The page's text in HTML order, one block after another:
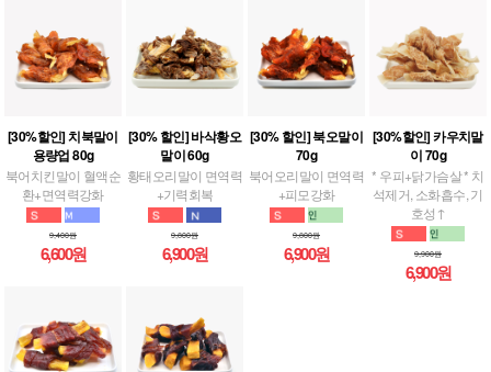
[30%할인] 치북말이
용량업 80g
북어치킨말이 혈액순
환+면역력강화
9,400원
6,600원
[30% 할인] 바삭황오
말이 60g
황태오리말이 면역력
+기력회복
9,800원
6,900원
[30% 할인] 북오말이
70g
북어오리말이 면역력
+피모강화
9,800원
6,900원
[30%할인] 카우치말
이 70g
* 우피+닭가슴살 * 치
석제거, 소화흡수, 기
호성↑
9,900원
6,900원